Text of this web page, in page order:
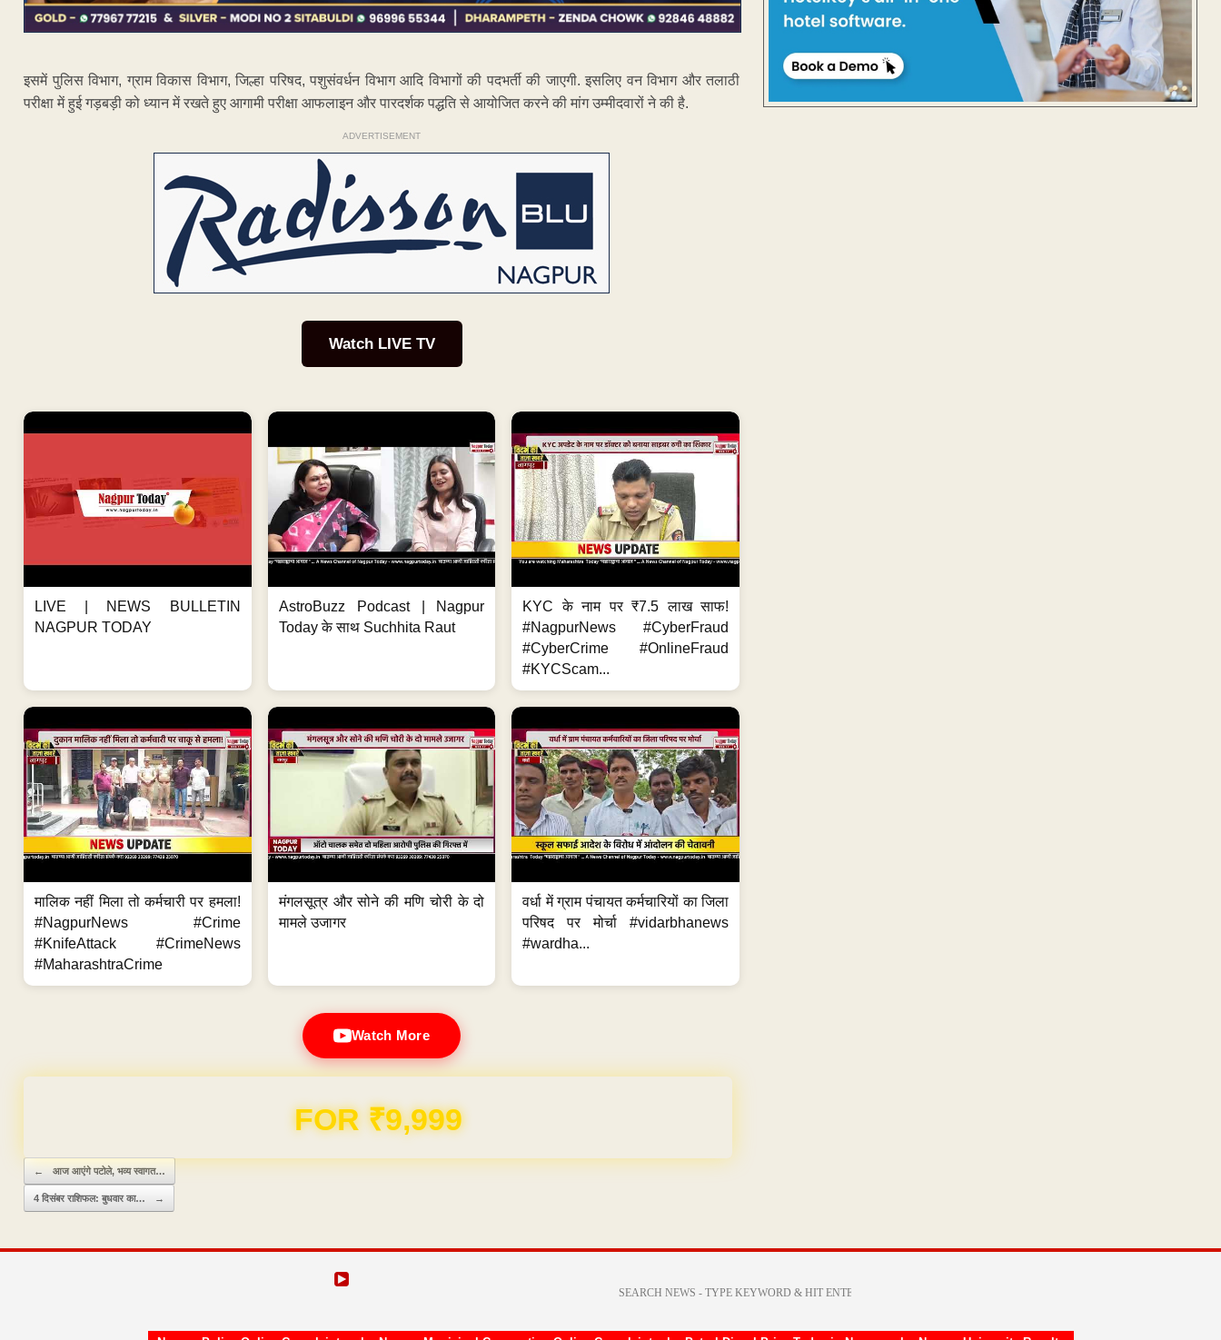
इसमें पुलिस विभाग, ग्राम विकास विभाग, जिल्हा परिषद, पशुसंवर्धन विभाग आदि विभागों की पदभर्ती की जाएगी. इसलिए वन विभाग और तलाठी
परीक्षा में हुई गड़बड़ी को ध्यान में रखते हुए आगामी परीक्षा आफलाइन और पारदर्शक पद्धति से आयोजित करने की मांग उम्मीदवारों ने की है.
ADVERTISEMENT
Watch LIVE TV
LIVE | NEWS BULLETIN
NAGPUR TODAY
AstroBuzz Podcast | Nagpur
Today के साथ Suchhita Raut
KYC के नाम पर ₹7.5 लाख साफ!
#NagpurNews #CyberFraud
#CyberCrime #OnlineFraud
#KYCScam...
मालिक नहीं मिला तो कर्मचारी पर हमला!
#NagpurNews #Crime
#KnifeAttack #CrimeNews
#MaharashtraCrime
मंगलसूत्र और सोने की मणि चोरी के दो
मामले उजागर
वर्धा में ग्राम पंचायत कर्मचारियों का जिला
परिषद पर मोर्चा #vidarbhanews
#wardha...
Watch More
Domain & Hosting FREE for 1 Year
Post navigation
← आज आएंगे पटोले, भव्य स्वागत…
4 दिसंबर राशिफल: बुधवार का… →